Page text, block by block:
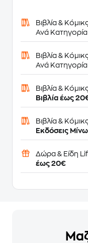
Βιβλία &
Ανά Κατηγορία
Βιβλία &
Ανά Κατηγορία
Βιβλία &
Βιβλία έως
Βιβλία &
Εκδόσεις
Δώρα & Είδη
έως 20€